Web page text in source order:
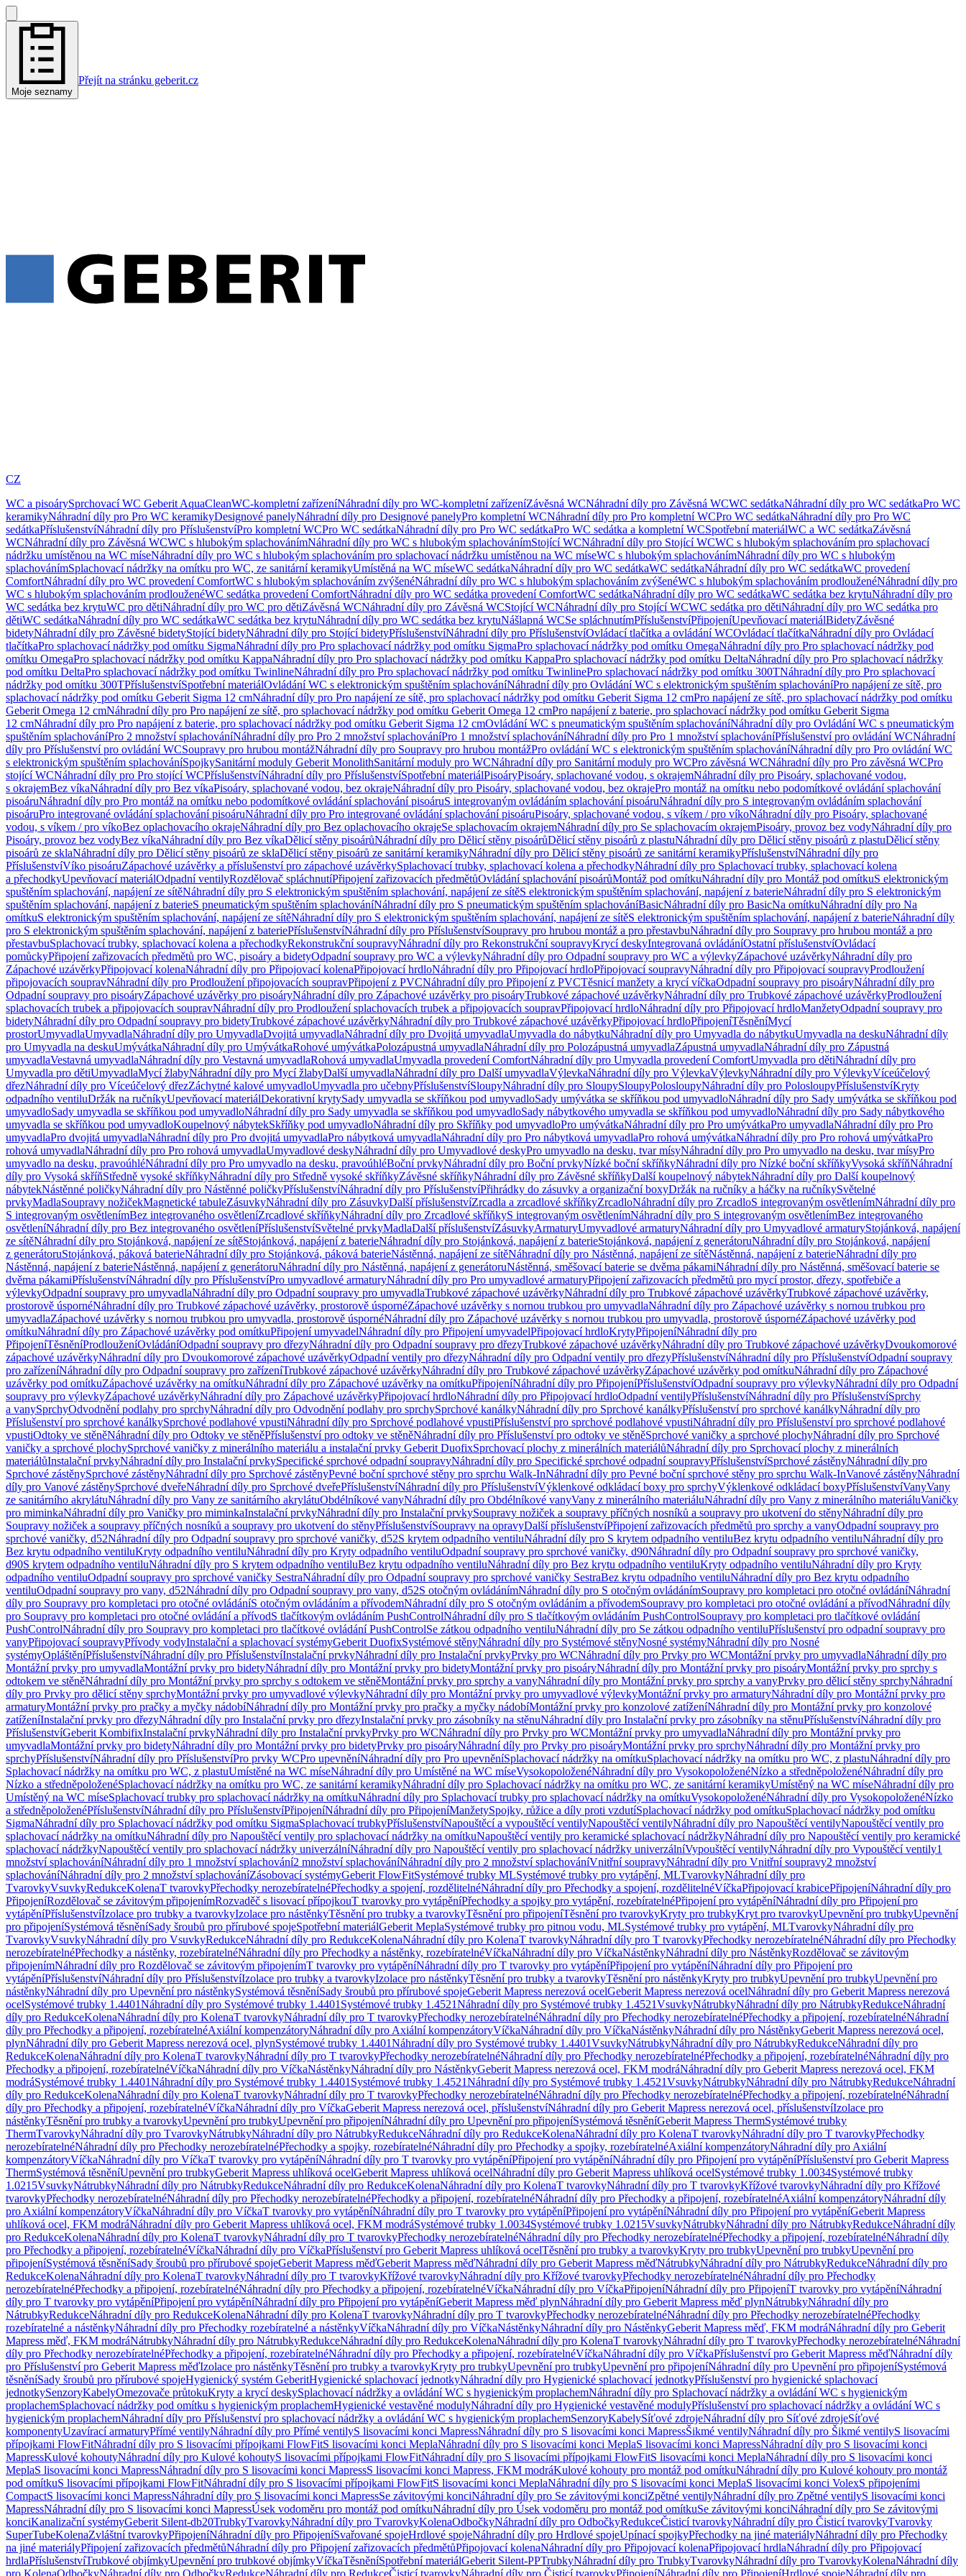
Moje seznamy
Přejít na stránku geberit.cz
CZ
WC a pisoárySprchovací WC Geberit AquaCleanWC-kompletní zařízeníNáhradní díly pro WC-kompletní zařízeníZávěsná WCNáhradní díly pro Závěsná WCWC sedátkaNáhradní díly pro WC sedátkaPro WC
keramikyNáhradní díly pro Pro WC keramikyDesignové panelyNáhradní díly pro Designové panelyPro kompletní WCNáhradní díly pro Pro kompletní WCPro WC sedátkaNáhradní díly pro Pro WC
sedátkaPříslušenstvíNáhradní díly pro PříslušenstvíPro kompletní WCPro WC sedátkaNáhradní díly pro Pro WC sedátkaPro WC sedátka a kompletní WCSpotřební materiálWC a WC sedátkaZávěsná
WCNáhradní díly pro Závěsná WCWC s hlubokým splachovánímNáhradní díly pro WC s hlubokým splachovánímStojící WCNáhradní díly pro Stojící WCWC s hlubokým splachováním pro splachovací
nádržku umístěnou na WC míseNáhradní díly pro WC s hlubokým splachováním pro splachovací nádržku umístěnou na WC míseWC s hlubokým splachovánímNáhradní díly pro WC s hlubokým
splachovánímSplachovací nádržky na omítku pro WC, ze sanitární keramikyUmístěná na WC míseWC sedátkaNáhradní díly pro WC sedátkaWC sedátkaNáhradní díly pro WC sedátkaWC provedení
ComfortNáhradní díly pro WC provedení ComfortWC s hlubokým splachováním zvýšenéNáhradní díly pro WC s hlubokým splachováním zvýšenéWC s hlubokým splachováním prodlouženéNáhradní díly pro
WC s hlubokým splachováním prodlouženéWC sedátka provedení ComfortNáhradní díly pro WC sedátka provedení ComfortWC sedátkaNáhradní díly pro WC sedátkaWC sedátka bez krytuNáhradní díly pro
WC sedátka bez krytuWC pro dětiNáhradní díly pro WC pro dětiZávěsná WCNáhradní díly pro Závěsná WCStojící WCNáhradní díly pro Stojící WCWC sedátka pro dětiNáhradní díly pro WC sedátka pro
dětiWC sedátkaNáhradní díly pro WC sedátkaWC sedátka bez krytuNáhradní díly pro WC sedátka bez krytuNášlapná WCSe spláchnutímPříslušenstvíPřipojeníUpevňovací materiálBidetyZávěsné
bidetyNáhradní díly pro Závěsné bidetyStojící bidetyNáhradní díly pro Stojící bidetyPříslušenstvíNáhradní díly pro PříslušenstvíOvládací tlačítka a ovládání WCOvládací tlačítkaNáhradní díly pro Ovládací
tlačítkaPro splachovací nádržky pod omítku SigmaNáhradní díly pro Pro splachovací nádržky pod omítku SigmaPro splachovací nádržky pod omítku OmegaNáhradní díly pro Pro splachovací nádržky pod
omítku OmegaPro splachovací nádržky pod omítku KappaNáhradní díly pro Pro splachovací nádržky pod omítku KappaPro splachovací nádržky pod omítku DeltaNáhradní díly pro Pro splachovací nádržky
pod omítku DeltaPro splachovací nádržky pod omítku TwinlineNáhradní díly pro Pro splachovací nádržky pod omítku TwinlinePro splachovací nádržky pod omítku 300TNáhradní díly pro Pro splachovací
nádržky pod omítku 300TPříslušenstvíSpotřební materiálOvládání WC s elektronickým spuštěním splachováníNáhradní díly pro Ovládání WC s elektronickým spuštěním splachováníPro napájení ze sítě, pro
splachovací nádržky pod omítku Geberit Sigma 12 cmNáhradní díly pro Pro napájení ze sítě, pro splachovací nádržky pod omítku Geberit Sigma 12 cmPro napájení ze sítě, pro splachovací nádržky pod omítku
Geberit Omega 12 cmNáhradní díly pro Pro napájení ze sítě, pro splachovací nádržky pod omítku Geberit Omega 12 cmPro napájení z baterie, pro splachovací nádržky pod omítku Geberit Sigma
12 cmNáhradní díly pro Pro napájení z baterie, pro splachovací nádržky pod omítku Geberit Sigma 12 cmOvládání WC s pneumatickým spuštěním splachováníNáhradní díly pro Ovládání WC s pneumatickým
spuštěním splachováníPro 2 množství splachováníNáhradní díly pro Pro 2 množství splachováníPro 1 množství splachováníNáhradní díly pro Pro 1 množství splachováníPříslušenství pro ovládání WCNáhradní
díly pro Příslušenství pro ovládání WCSoupravy pro hrubou montážNáhradní díly pro Soupravy pro hrubou montážPro ovládání WC s elektronickým spuštěním splachováníNáhradní díly pro Pro ovládání WC
s elektronickým spuštěním splachováníSpojkySanitární moduly Geberit MonolithSanitární moduly pro WCNáhradní díly pro Sanitární moduly pro WCPro závěsná WCNáhradní díly pro Pro závěsná WCPro
stojící WCNáhradní díly pro Pro stojící WCPříslušenstvíNáhradní díly pro PříslušenstvíSpotřební materiálPisoáryPisoáry, splachované vodou, s okrajemNáhradní díly pro Pisoáry, splachované vodou,
s okrajemBez víkaNáhradní díly pro Bez víkaPisoáry, splachované vodou, bez okrajeNáhradní díly pro Pisoáry, splachované vodou, bez okrajePro montáž na omítku nebo podomítkové ovládání splachování
pisoáruNáhradní díly pro Pro montáž na omítku nebo podomítkové ovládání splachování pisoáruS integrovaným ovládáním splachování pisoáruNáhradní díly pro S integrovaným ovládáním splachování
pisoáruPro integrované ovládání splachování pisoáruNáhradní díly pro Pro integrované ovládání splachování pisoáruPisoáry, splachované vodou, s víkem / pro víkoNáhradní díly pro Pisoáry, splachované
vodou, s víkem / pro víkoBez oplachovacího okrajeNáhradní díly pro Bez oplachovacího okrajeSe splachovacím okrajemNáhradní díly pro Se splachovacím okrajemPisoáry, provoz bez vodyNáhradní díly pro
Pisoáry, provoz bez vodyBez víkaNáhradní díly pro Bez víkaDělicí stěny pisoárůNáhradní díly pro Dělicí stěny pisoárůDělicí stěny pisoárů z plastuNáhradní díly pro Dělicí stěny pisoárů z plastuDělicí stěny
pisoárů ze sklaNáhradní díly pro Dělicí stěny pisoárů ze sklaDělicí stěny pisoárů ze sanitární keramikyNáhradní díly pro Dělicí stěny pisoárů ze sanitární keramikyPříslušenstvíNáhradní díly pro
PříslušenstvíVíko pisoáruZápachové uzávěrky a příslušenství pro zápachové uzávěrkySplachovací trubky, splachovací kolena a přechodkyNáhradní díly pro Splachovací trubky, splachovací kolena
a přechodkyUpevňovací materiálOdpadní ventilyRozdělovač spláchnutíPřipojení zařizovacích předmětůOvládání splachování pisoárůMontáž pod omítkuNáhradní díly pro Montáž pod omítkuS elektronickým
spuštěním splachování, napájení ze sítěNáhradní díly pro S elektronickým spuštěním splachování, napájení ze sítěS elektronickým spuštěním splachování, napájení z baterieNáhradní díly pro S elektronickým
spuštěním splachování, napájení z baterieS pneumatickým spuštěním splachováníNáhradní díly pro S pneumatickým spuštěním splachováníBasicNáhradní díly pro BasicNa omítkuNáhradní díly pro Na
omítkuS elektronickým spuštěním splachování, napájení ze sítěNáhradní díly pro S elektronickým spuštěním splachování, napájení ze sítěS elektronickým spuštěním splachování, napájení z baterieNáhradní díly
pro S elektronickým spuštěním splachování, napájení z bateriePříslušenstvíNáhradní díly pro PříslušenstvíSoupravy pro hrubou montáž a pro přestavbuNáhradní díly pro Soupravy pro hrubou montáž a pro
přestavbuSplachovací trubky, splachovací kolena a přechodkyRekonstrukční soupravyNáhradní díly pro Rekonstrukční soupravyKrycí deskyIntegrovaná ovládáníOstatní příslušenstvíOvládací
pomůckyPřipojení zařizovacích předmětů pro WC, pisoáry a bidetyOdpadní soupravy pro WC a výlevkyNáhradní díly pro Odpadní soupravy pro WC a výlevkyZápachové uzávěrkyNáhradní díly pro
Zápachové uzávěrkyPřipojovací kolenaNáhradní díly pro Připojovací kolenaPřipojovací hrdloNáhradní díly pro Připojovací hrdloPřipojovací soupravyNáhradní díly pro Připojovací soupravyProdloužení
připojovacích soupravNáhradní díly pro Prodloužení připojovacích soupravPřipojení z PVCNáhradní díly pro Připojení z PVCTěsnicí manžety a krycí víčkaOdpadní soupravy pro pisoáryNáhradní díly pro
Odpadní soupravy pro pisoáryZápachové uzávěrky pro pisoáryNáhradní díly pro Zápachové uzávěrky pro pisoáryTrubkové zápachové uzávěrkyNáhradní díly pro Trubkové zápachové uzávěrkyProdloužení
splachovacích trubek a připojovacích soupravNáhradní díly pro Prodloužení splachovacích trubek a připojovacích soupravPřipojovací hrdloNáhradní díly pro Připojovací hrdloManžetyOdpadní soupravy pro
bidetyNáhradní díly pro Odpadní soupravy pro bidetyTrubkové zápachové uzávěrkyNáhradní díly pro Trubkové zápachové uzávěrkyPřipojovací hrdloPřipojeníTěsněníMycí
prostorUmyvadlaUmyvadlaNáhradní díly pro UmyvadlaDvojitá umyvadlaNáhradní díly pro Dvojitá umyvadlaUmyvadla do nábytkuNáhradní díly pro Umyvadla do nábytkuUmyvadla na deskuNáhradní díly
pro Umyvadla na deskuUmývátkaNáhradní díly pro UmývátkaRohové umývátkaPolozápustná umyvadlaNáhradní díly pro Polozápustná umyvadlaZápustná umyvadlaNáhradní díly pro Zápustná
umyvadlaVestavná umyvadlaNáhradní díly pro Vestavná umyvadlaRohová umyvadlaUmyvadla provedení ComfortNáhradní díly pro Umyvadla provedení ComfortUmyvadla pro dětiNáhradní díly pro
Umyvadla pro dětiUmyvadlaMycí žlabyNáhradní díly pro Mycí žlabyDalší umyvadlaNáhradní díly pro Další umyvadlaVýlevkaNáhradní díly pro VýlevkaVýlevkyNáhradní díly pro VýlevkyVíceúčelový
dřezNáhradní díly pro Víceúčelový dřezZáchytné kalové umyvadloUmyvadla pro učebnyPříslušenstvíSloupyNáhradní díly pro SloupySloupyPolosloupyNáhradní díly pro PolosloupyPříslušenstvíKryty
odpadního ventiluDržák na ručníkyUpevňovací materiálDekorativní krytySady umyvadla se skříňkou pod umyvadloSady umývátka se skříňkou pod umyvadloNáhradní díly pro Sady umývátka se skříňkou pod
umyvadloSady umyvadla se skříňkou pod umyvadloNáhradní díly pro Sady umyvadla se skříňkou pod umyvadloSady nábytkového umyvadla se skříňkou pod umyvadloNáhradní díly pro Sady nábytkového
umyvadla se skříňkou pod umyvadloKoupelnový nábytekSkříňky pod umyvadloNáhradní díly pro Skříňky pod umyvadloPro umývátkaNáhradní díly pro Pro umývátkaPro umyvadlaNáhradní díly pro Pro
umyvadlaPro dvojitá umyvadlaNáhradní díly pro Pro dvojitá umyvadlaPro nábytková umyvadlaNáhradní díly pro Pro nábytková umyvadlaPro rohová umývátkaNáhradní díly pro Pro rohová umývátkaPro
rohová umyvadlaNáhradní díly pro Pro rohová umyvadlaUmyvadlové deskyNáhradní díly pro Umyvadlové deskyPro umyvadlo na desku, tvar mísyNáhradní díly pro Pro umyvadlo na desku, tvar mísyPro
umyvadlo na desku, pravoúhléNáhradní díly pro Pro umyvadlo na desku, pravoúhléBoční prvkyNáhradní díly pro Boční prvkyNízké boční skříňkyNáhradní díly pro Nízké boční skříňkyVysoká skříňNáhradní
díly pro Vysoká skříňStředně vysoké skříňkyNáhradní díly pro Středně vysoké skříňkyZávěsné skříňkyNáhradní díly pro Závěsné skříňkyDalší koupelnový nábytekNáhradní díly pro Další koupelnový
nábytekNástěnné poličkyNáhradní díly pro Nástěnné poličkyPříslušenstvíNáhradní díly pro PříslušenstvíPřihrádky do zásuvky a organizační boxyDržák na ručníky a háčky na ručníkySvětelné
prvkyMadlaSoupravy nožičekMagnetické tabuleZásuvkyNáhradní díly pro ZásuvkyDalší příslušenstvíZrcadla a zrcadlové skříňkyZrcadloNáhradní díly pro ZrcadloS integrovaným osvětlenímNáhradní díly pro
S integrovaným osvětlenímBez integrovaného osvětleníZrcadlové skříňkyNáhradní díly pro Zrcadlové skříňkyS integrovaným osvětlenímNáhradní díly pro S integrovaným osvětlenímBez integrovaného
osvětleníNáhradní díly pro Bez integrovaného osvětleníPříslušenstvíSvětelné prvkyMadlaDalší příslušenstvíZásuvkyArmaturyUmyvadlové armaturyNáhradní díly pro Umyvadlové armaturyStojánková, napájení
ze sítěNáhradní díly pro Stojánková, napájení ze sítěStojánková, napájení z baterieNáhradní díly pro Stojánková, napájení z baterieStojánková, napájení z generátoruNáhradní díly pro Stojánková, napájení
z generátoruStojánková, páková baterieNáhradní díly pro Stojánková, páková baterieNástěnná, napájení ze sítěNáhradní díly pro Nástěnná, napájení ze sítěNástěnná, napájení z baterieNáhradní díly pro
Nástěnná, napájení z baterieNástěnná, napájení z generátoruNáhradní díly pro Nástěnná, napájení z generátoruNástěnná, směšovací baterie se dvěma pákamiNáhradní díly pro Nástěnná, směšovací baterie se
dvěma pákamiPříslušenstvíNáhradní díly pro PříslušenstvíPro umyvadlové armaturyNáhradní díly pro Pro umyvadlové armaturyPřipojení zařizovacích předmětů pro mycí prostor, dřezy, spotřebiče a
výlevkyOdpadní soupravy pro umyvadlaNáhradní díly pro Odpadní soupravy pro umyvadlaTrubkové zápachové uzávěrkyNáhradní díly pro Trubkové zápachové uzávěrkyTrubkové zápachové uzávěrky,
prostorově úspornéNáhradní díly pro Trubkové zápachové uzávěrky, prostorově úspornéZápachové uzávěrky s nornou trubkou pro umyvadlaNáhradní díly pro Zápachové uzávěrky s nornou trubkou pro
umyvadlaZápachové uzávěrky s nornou trubkou pro umyvadla, prostorově úspornéNáhradní díly pro Zápachové uzávěrky s nornou trubkou pro umyvadla, prostorově úspornéZápachové uzávěrky pod
omítkuNáhradní díly pro Zápachové uzávěrky pod omítkuPřipojení umyvadelNáhradní díly pro Připojení umyvadelPřipojovací hrdloKrytyPřipojeníNáhradní díly pro
PřipojeníTěsněníProdlouženíOvládáníOdpadní soupravy pro dřezyNáhradní díly pro Odpadní soupravy pro dřezyTrubkové zápachové uzávěrkyNáhradní díly pro Trubkové zápachové uzávěrkyDvoukomorové
zápachové uzávěrkyNáhradní díly pro Dvoukomorové zápachové uzávěrkyOdpadní ventily pro dřezyNáhradní díly pro Odpadní ventily pro dřezyPříslušenstvíNáhradní díly pro PříslušenstvíOdpadní soupravy
pro zařízeníNáhradní díly pro Odpadní soupravy pro zařízeníTrubkové zápachové uzávěrkyNáhradní díly pro Trubkové zápachové uzávěrkyZápachové uzávěrky pod omítkuNáhradní díly pro Zápachové
uzávěrky pod omítkuZápachové uzávěrky na omítkuNáhradní díly pro Zápachové uzávěrky na omítkuPřipojeníNáhradní díly pro PřipojeníPříslušenstvíOdpadní soupravy pro výlevkyNáhradní díly pro Odpadní
soupravy pro výlevkyZápachové uzávěrkyNáhradní díly pro Zápachové uzávěrkyPřipojovací hrdloNáhradní díly pro Připojovací hrdloOdpadní ventilyPříslušenstvíNáhradní díly pro PříslušenstvíSprchy
a vanySprchyOdvodnění podlahy pro sprchyNáhradní díly pro Odvodnění podlahy pro sprchySprchové kanálkyNáhradní díly pro Sprchové kanálkyPříslušenství pro sprchové kanálkyNáhradní díly pro
Příslušenství pro sprchové kanálkySprchové podlahové vpustiNáhradní díly pro Sprchové podlahové vpustiPříslušenství pro sprchové podlahové vpustiNáhradní díly pro Příslušenství pro sprchové podlahové
vpustiOdtoky ve stěněNáhradní díly pro Odtoky ve stěněPříslušenství pro odtoky ve stěněNáhradní díly pro Příslušenství pro odtoky ve stěněSprchové vaničky a sprchové plochyNáhradní díly pro Sprchové
vaničky a sprchové plochySprchové vaničky z minerálního materiálu a instalační prvky Geberit DuofixSprchovací plochy z minerálních materiálůNáhradní díly pro Sprchovací plochy z minerálních
materiálůInstalační prvkyNáhradní díly pro Instalační prvkySpecifické sprchové odpadní soupravyNáhradní díly pro Specifické sprchové odpadní soupravyPříslušenstvíSprchové zástěnyNáhradní díly pro
Sprchové zástěnySprchové zástěnyNáhradní díly pro Sprchové zástěnyPevné boční sprchové stěny pro sprchu Walk-InNáhradní díly pro Pevné boční sprchové stěny pro sprchu Walk-InVanové zástěnyNáhradní
díly pro Vanové zástěnySprchové dveřeNáhradní díly pro Sprchové dveřePříslušenstvíNáhradní díly pro PříslušenstvíVýklenkové odkládací boxy pro sprchyVýklenkové odkládací boxyPříslušenstvíVanyVany
ze sanitárního akrylátuNáhradní díly pro Vany ze sanitárního akrylátuObdélníkové vanyNáhradní díly pro Obdélníkové vanyVany z minerálního materiáluNáhradní díly pro Vany z minerálního materiáluVaničky
pro miminkaNáhradní díly pro Vaničky pro miminkaInstalační prvkyNáhradní díly pro Instalační prvkySoupravy nožiček a soupravy příčných nosníků a soupravy pro ukotvení do stěnyNáhradní díly pro
Soupravy nožiček a soupravy příčných nosníků a soupravy pro ukotvení do stěnyPříslušenstvíSoupravy na opravyDalší příslušenstvíPřipojení zařizovacích předmětů pro sprchy a vanyOdpadní soupravy pro
sprchové vaničky, d52Náhradní díly pro Odpadní soupravy pro sprchové vaničky, d52S krytem odpadního ventiluNáhradní díly pro S krytem odpadního ventiluBez krytu odpadního ventiluNáhradní díly pro
Bez krytu odpadního ventiluKryty odpadního ventiluNáhradní díly pro Kryty odpadního ventiluOdpadní soupravy pro sprchové vaničky, d90Náhradní díly pro Odpadní soupravy pro sprchové vaničky,
d90S krytem odpadního ventiluNáhradní díly pro S krytem odpadního ventiluBez krytu odpadního ventiluNáhradní díly pro Bez krytu odpadního ventiluKryty odpadního ventiluNáhradní díly pro Kryty
odpadního ventiluOdpadní soupravy pro sprchové vaničky SestraNáhradní díly pro Odpadní soupravy pro sprchové vaničky SestraBez krytu odpadního ventiluNáhradní díly pro Bez krytu odpadního
ventiluOdpadní soupravy pro vany, d52Náhradní díly pro Odpadní soupravy pro vany, d52S otočným ovládánímNáhradní díly pro S otočným ovládánímSoupravy pro kompletaci pro otočné ovládáníNáhradní
díly pro Soupravy pro kompletaci pro otočné ovládáníS otočným ovládáním a přívodemNáhradní díly pro S otočným ovládáním a přívodemSoupravy pro kompletaci pro otočné ovládání a přívodNáhradní díly
pro Soupravy pro kompletaci pro otočné ovládání a přívodS tlačítkovým ovládáním PushControlNáhradní díly pro S tlačítkovým ovládáním PushControlSoupravy pro kompletaci pro tlačítkové ovládání
PushControlNáhradní díly pro Soupravy pro kompletaci pro tlačítkové ovládání PushControlSe zátkou odpadního ventiluNáhradní díly pro Se zátkou odpadního ventiluPříslušenství pro odpadní soupravy pro
vanyPřipojovací soupravyPřívody vodyInstalační a splachovací systémyGeberit DuofixSystémové stěnyNáhradní díly pro Systémové stěnyNosné systémyNáhradní díly pro Nosné
systémyOpláštěníPříslušenstvíNáhradní díly pro PříslušenstvíInstalační prvkyNáhradní díly pro Instalační prvkyPrvky pro WCNáhradní díly pro Prvky pro WCMontážní prvky pro umyvadlaNáhradní díly pro
Montážní prvky pro umyvadlaMontážní prvky pro bidetyNáhradní díly pro Montážní prvky pro bidetyMontážní prvky pro pisoáryNáhradní díly pro Montážní prvky pro pisoáryMontážní prvky pro sprchy s
odtokem ve stěněNáhradní díly pro Montážní prvky pro sprchy s odtokem ve stěněMontážní prvky pro sprchy a vanyNáhradní díly pro Montážní prvky pro sprchy a vanyPrvky pro dělicí stěny sprchyNáhradní
díly pro Prvky pro dělicí stěny sprchyMontážní prvky pro umyvadlové výlevkyNáhradní díly pro Montážní prvky pro umyvadlové výlevkyMontážní prvky pro armaturyNáhradní díly pro Montážní prvky pro
armaturyMontážní prvky pro pračky a myčky nádobíNáhradní díly pro Montážní prvky pro pračky a myčky nádobíMontážní prvky pro konzolové zatíženíNáhradní díly pro Montážní prvky pro konzolové
zatíženíInstalační prvky pro dřezyNáhradní díly pro Instalační prvky pro dřezyInstalační prvky pro zásobníky na stěnuNáhradní díly pro Instalační prvky pro zásobníky na stěnuPříslušenstvíNáhradní díly pro
PříslušenstvíGeberit KombifixInstalační prvkyNáhradní díly pro Instalační prvkyPrvky pro WCNáhradní díly pro Prvky pro WCMontážní prvky pro umyvadlaNáhradní díly pro Montážní prvky pro
umyvadlaMontážní prvky pro bidetyNáhradní díly pro Montážní prvky pro bidetyPrvky pro pisoáryNáhradní díly pro Prvky pro pisoáryMontážní prvky pro sprchyNáhradní díly pro Montážní prvky pro
sprchyPříslušenstvíNáhradní díly pro PříslušenstvíPro prvky WCPro upevněníNáhradní díly pro Pro upevněníSplachovací nádržky na omítkuSplachovací nádržky na omítku pro WC, z plastuNáhradní díly pro
Splachovací nádržky na omítku pro WC, z plastuUmístěné na WC míseNáhradní díly pro Umístěné na WC míseVysokopoloženéNáhradní díly pro VysokopoloženéNízko a středněpoloženéNáhradní díly pro
Nízko a středněpoloženéSplachovací nádržky na omítku pro WC, ze sanitární keramikyNáhradní díly pro Splachovací nádržky na omítku pro WC, ze sanitární keramikyUmístěný na WC míseNáhradní díly pro
Umístěný na WC míseSplachovací trubky pro splachovací nádržky na omítkuNáhradní díly pro Splachovací trubky pro splachovací nádržky na omítkuVysokopoloženéNáhradní díly pro VysokopoloženéNízko
a středněpoloženéPříslušenstvíNáhradní díly pro PříslušenstvíPřipojeníNáhradní díly pro PřipojeníManžetySpojky, růžice a díly proti vzdutíSplachovací nádržky pod omítkuSplachovací nádržky pod omítku
SigmaNáhradní díly pro Splachovací nádržky pod omítku SigmaSplachovací trubkyPříslušenstvíNapouštěcí a vypouštěcí ventilyNapouštěcí ventilyNáhradní díly pro Napouštěcí ventilyNapouštěcí ventily pro
splachovací nádržky na omítkuNáhradní díly pro Napouštěcí ventily pro splachovací nádržky na omítkuNapouštěcí ventily pro keramické splachovací nádržkyNáhradní díly pro Napouštěcí ventily pro keramické
splachovací nádržkyNapouštěcí ventily pro splachovací nádržky univerzálníNáhradní díly pro Napouštěcí ventily pro splachovací nádržky univerzálníVypouštěcí ventilyNáhradní díly pro Vypouštěcí ventily1
množství splachováníNáhradní díly pro 1 množství splachování2 množství splachováníNáhradní díly pro 2 množství splachováníVnitřní soupravyNáhradní díly pro Vnitřní soupravy2 množství
splachováníNáhradní díly pro 2 množství splachováníZásobovací systémyGeberit FlowFitSystémové trubky MLSystémové trubky pro vytápění, MLTvarovkyNáhradní díly pro
TvarovkyVsuvkyRedukceKolenaT tvarovkyPřechodky nerozebíratelnéPřechodky a spojení, rozdělitelnéNáhradní díly pro Přechodky a spojení, rozdělitelnéVíčkaPřipojovací krabicePřipojeníNáhradní díly pro
PřipojeníRozdělovač se závitovým připojenímRozvaděč s lisovací přípojkouT tvarovky pro vytápěníPřechodky a spojky pro vytápění, rozebíratelnéPřipojení pro vytápěníNáhradní díly pro Připojení pro
vytápěníPříslušenstvíIzolace pro trubky a tvarovkyIzolace pro nástěnkyTěsnění pro trubky a tvarovkyTěsnění pro připojeníTěsnění pro tvarovkyKryty pro trubkyKryt pro tvarovkyUpevnění pro trubkyUpevnění
pro připojeníSystémová těsněníSady šroubů pro přírubové spojeSpotřební materiálGeberit MeplaSystémové trubky pro pitnou vodu, MLSystémové trubky pro vytápění, MLTvarovkyNáhradní díly pro
TvarovkyVsuvkyNáhradní díly pro VsuvkyRedukceNáhradní díly pro RedukceKolenaNáhradní díly pro KolenaT tvarovkyNáhradní díly pro T tvarovkyPřechodky nerozebíratelnéNáhradní díly pro Přechodky
nerozebíratelnéPřechodky a nástěnky, rozebíratelnéNáhradní díly pro Přechodky a nástěnky, rozebíratelnéVíčkaNáhradní díly pro VíčkaNástěnkyNáhradní díly pro NástěnkyRozdělovač se závitovým
připojenímNáhradní díly pro Rozdělovač se závitovým připojenímT tvarovky pro vytápěníNáhradní díly pro T tvarovky pro vytápěníPřipojení pro vytápěníNáhradní díly pro Připojení pro
vytápěníPříslušenstvíNáhradní díly pro PříslušenstvíIzolace pro trubky a tvarovkyIzolace pro nástěnkyTěsnění pro trubky a tvarovkyTěsnění pro nástěnkyKryty pro trubkyUpevnění pro trubkyUpevnění pro
nástěnkyNáhradní díly pro Upevnění pro nástěnkySystémová těsněníSady šroubů pro přírubové spojeGeberit Mapress nerezová ocelGeberit Mapress nerezová ocelNáhradní díly pro Geberit Mapress nerezová
ocelSystémové trubky 1.4401Náhradní díly pro Systémové trubky 1.4401 Systémové trubky 1.4521Náhradní díly pro Systémové trubky 1.4521VsuvkyNátrubkyNáhradní díly pro NátrubkyRedukceNáhradní
díly pro RedukceKolenaNáhradní díly pro KolenaT tvarovkyNáhradní díly pro T tvarovkyPřechodky nerozebíratelnéNáhradní díly pro Přechodky nerozebíratelnéPřechodky a připojení, rozebíratelnéNáhradní
díly pro Přechodky a připojení, rozebíratelnéAxiální kompenzátoryNáhradní díly pro Axiální kompenzátoryVíčkaNáhradní díly pro VíčkaNástěnkyNáhradní díly pro NástěnkyGeberit Mapress nerezová ocel,
plynNáhradní díly pro Geberit Mapress nerezová ocel, plynSystémové trubky 1.4401Náhradní díly pro Systémové trubky 1.4401VsuvkyNátrubkyNáhradní díly pro NátrubkyRedukceNáhradní díly pro
RedukceKolenaNáhradní díly pro KolenaT tvarovkyNáhradní díly pro T tvarovkyPřechodky nerozebíratelnéNáhradní díly pro Přechodky nerozebíratelnéPřechodky a připojení, rozebíratelnéNáhradní díly pro
Přechodky a připojení, rozebíratelnéVíčkaNáhradní díly pro VíčkaNástěnkyNáhradní díly pro NástěnkyGeberit Mapress nerezová ocel, FKM modráNáhradní díly pro Geberit Mapress nerezová ocel, FKM
modráSystémové trubky 1.4401Náhradní díly pro Systémové trubky 1.4401 Systémové trubky 1.4521Náhradní díly pro Systémové trubky 1.4521VsuvkyNátrubkyNáhradní díly pro NátrubkyRedukceNáhradní
díly pro RedukceKolenaNáhradní díly pro KolenaT tvarovkyNáhradní díly pro T tvarovkyPřechodky nerozebíratelnéNáhradní díly pro Přechodky nerozebíratelnéPřechodky a připojení, rozebíratelnéNáhradní
díly pro Přechodky a připojení, rozebíratelnéVíčkaNáhradní díly pro VíčkaGeberit Mapress nerezová ocel, příslušenstvíNáhradní díly pro Geberit Mapress nerezová ocel, příslušenstvíIzolace pro
nástěnkyTěsnění pro trubky a tvarovkyUpevnění pro trubkyUpevnění pro připojeníNáhradní díly pro Upevnění pro připojeníSystémová těsněníGeberit Mapress ThermSystémové trubky
ThermTvarovkyNáhradní díly pro TvarovkyNátrubkyNáhradní díly pro NátrubkyRedukceNáhradní díly pro RedukceKolenaNáhradní díly pro KolenaT tvarovkyNáhradní díly pro T tvarovkyPřechodky
nerozebíratelnéNáhradní díly pro Přechodky nerozebíratelnéPřechodky a spojky, rozebíratelnéNáhradní díly pro Přechodky a spojky, rozebíratelnéAxiální kompenzátoryNáhradní díly pro Axiální
kompenzátoryVíčkaNáhradní díly pro VíčkaT tvarovky pro vytápěníNáhradní díly pro T tvarovky pro vytápěníPřipojení pro vytápěníNáhradní díly pro Připojení pro vytápěníPříslušenství pro Geberit Mapress
ThermSystémová těsněníUpevnění pro trubkyGeberit Mapress uhlíková ocelGeberit Mapress uhlíková ocelNáhradní díly pro Geberit Mapress uhlíková ocelSystémové trubky 1.0034Systémové trubky
1.0215VsuvkyNátrubkyNáhradní díly pro NátrubkyRedukceNáhradní díly pro RedukceKolenaNáhradní díly pro KolenaT tvarovkyNáhradní díly pro T tvarovkyKřížové tvarovkyNáhradní díly pro Křížové
tvarovkyPřechodky nerozebíratelnéNáhradní díly pro Přechodky nerozebíratelnéPřechodky a připojení, rozebíratelnéNáhradní díly pro Přechodky a připojení, rozebíratelnéAxiální kompenzátoryNáhradní díly
pro Axiální kompenzátoryVíčkaNáhradní díly pro VíčkaT tvarovky pro vytápěníNáhradní díly pro T tvarovky pro vytápěníPřipojení pro vytápěníNáhradní díly pro Připojení pro vytápěníGeberit Mapress
uhlíková ocel, FKM modráNáhradní díly pro Geberit Mapress uhlíková ocel, FKM modráSystémové trubky 1.0034Systémové trubky 1.0215VsuvkyNátrubkyNáhradní díly pro NátrubkyRedukceNáhradní díly
pro RedukceKolenaNáhradní díly pro KolenaT tvarovkyNáhradní díly pro T tvarovkyPřechodky nerozebíratelnéNáhradní díly pro Přechodky nerozebíratelnéPřechodky a připojení, rozebíratelnéNáhradní díly
pro Přechodky a připojení, rozebíratelnéVíčkaNáhradní díly pro VíčkaPříslušenství pro Geberit Mapress uhlíková ocelTěsnění pro trubky a tvarovkyKryty pro trubkyUpevnění pro trubkyUpevnění pro
připojeníSystémová těsněníSady šroubů pro přírubové spojeGeberit Mapress měďGeberit Mapress měďNáhradní díly pro Geberit Mapress měďNátrubkyNáhradní díly pro NátrubkyRedukceNáhradní díly pro
RedukceKolenaNáhradní díly pro KolenaT tvarovkyNáhradní díly pro T tvarovkyKřížové tvarovkyNáhradní díly pro Křížové tvarovkyPřechodky nerozebíratelnéNáhradní díly pro Přechodky
nerozebíratelnéPřechodky a připojení, rozebíratelnéNáhradní díly pro Přechodky a připojení, rozebíratelnéVíčkaNáhradní díly pro VíčkaPřipojeníNáhradní díly pro PřipojeníT tvarovky pro vytápěníNáhradní
díly pro T tvarovky pro vytápěníPřipojení pro vytápěníNáhradní díly pro Připojení pro vytápěníGeberit Mapress měď plynNáhradní díly pro Geberit Mapress měď plynNátrubkyNáhradní díly pro
NátrubkyRedukceNáhradní díly pro RedukceKolenaNáhradní díly pro KolenaT tvarovkyNáhradní díly pro T tvarovkyPřechodky nerozebíratelnéNáhradní díly pro Přechodky nerozebíratelnéPřechodky
rozebíratelné a nástěnkyNáhradní díly pro Přechodky rozebíratelné a nástěnkyVíčkaNáhradní díly pro VíčkaNástěnkyNáhradní díly pro NástěnkyGeberit Mapress měď, FKM modráNáhradní díly pro Geberit
Mapress měď, FKM modráNátrubkyNáhradní díly pro NátrubkyRedukceNáhradní díly pro RedukceKolenaNáhradní díly pro KolenaT tvarovkyNáhradní díly pro T tvarovkyPřechodky nerozebíratelnéNáhradní
díly pro Přechodky nerozebíratelnéPřechodky a připojení, rozebíratelnéNáhradní díly pro Přechodky a připojení, rozebíratelnéVíčkaNáhradní díly pro VíčkaPříslušenství pro Geberit Mapress měďNáhradní díly
pro Příslušenství pro Geberit Mapress měďIzolace pro nástěnkyTěsnění pro trubky a tvarovkyKryty pro trubkyUpevnění pro trubkyUpevnění pro připojeníNáhradní díly pro Upevnění pro připojeníSystémová
těsněníSady šroubů pro přírubové spojeHygienický systém GeberitHygienické splachovací jednotkyNáhradní díly pro Hygienické splachovací jednotkyPříslušenství pro hygienické splachovací
jednotkySenzoryKabelyOmezovače průtokuKryty a krycí deskySplachovací nádržky a ovládání WC s hygienickým proplachemNáhradní díly pro Splachovací nádržky a ovládání WC s hygienickým
proplachemSplachovací nádržky pod omítku s hygienickým proplachemHygienické vestavěné modulyNáhradní díly pro Hygienické vestavěné modulyPříslušenství pro splachovací nádržky a ovládání WC s
hygienickým proplachemNáhradní díly pro Příslušenství pro splachovací nádržky a ovládání WC s hygienickým proplachemSenzoryKabelySíťové zdrojeNáhradní díly pro Síťové zdrojeSíťové
komponentyUzavírací armaturyPřímé ventilyNáhradní díly pro Přímé ventilyS lisovacími konci MapressNáhradní díly pro S lisovacími konci MapressŠikmé ventilyNáhradní díly pro Šikmé ventilyS lisovacími
přípojkami FlowFitNáhradní díly pro S lisovacími přípojkami FlowFitS lisovacími konci MeplaNáhradní díly pro S lisovacími konci MeplaS lisovacími konci MapressNáhradní díly pro S lisovacími konci
MapressKulové kohoutyNáhradní díly pro Kulové kohoutyS lisovacími přípojkami FlowFitNáhradní díly pro S lisovacími přípojkami FlowFitS lisovacími konci MeplaNáhradní díly pro S lisovacími konci
MeplaS lisovacími konci MapressNáhradní díly pro S lisovacími konci MapressS lisovacími konci Mapress, FKM modráKulové kohouty pro montáž pod omítkuNáhradní díly pro Kulové kohouty pro montáž
pod omítkuS lisovacími přípojkami FlowFitNáhradní díly pro S lisovacími přípojkami FlowFitS lisovacími konci MeplaNáhradní díly pro S lisovacími konci MeplaS lisovacími konci VolexS připojeními
CompactS lisovacími konci MapressNáhradní díly pro S lisovacími konci MapressSe závitovými konciNáhradní díly pro Se závitovými konciZpětné ventilyNáhradní díly pro Zpětné ventilyS lisovacími konci
MapressNáhradní díly pro S lisovacími konci MapressÚsek vodoměru pro montáž pod omítkuNáhradní díly pro Úsek vodoměru pro montáž pod omítkuSe závitovými konciNáhradní díly pro Se závitovými
konciKanalizační systémyGeberit Silent-db20TrubkyTvarovkyNáhradní díly pro TvarovkyKolenaOdbočkyNáhradní díly pro OdbočkyRedukceČisticí tvarovkyNáhradní díly pro Čisticí tvarovkyTvarovky
SuperTubeKolenaZvláštní tvarovkyPřipojeníNáhradní díly pro PřipojeníSvařované spojeHrdlové spojeNáhradní díly pro Hrdlové spojeUpínací spojkyPřechodky na jiné materiályNáhradní díly pro Přechodky
na jiné materiályPřipojení zařizovacích předmětůNáhradní díly pro Připojení zařizovacích předmětůPřipojovací kolenaNáhradní díly pro Připojovací kolenaPřipojovací hrdlaNáhradní díly pro Připojovací
hrdlaPříslušenstvíTrubkové objímkyUpevnění pro trubkové objímkyVíčkaTěsněníSpotřební materiálGeberit Silent-PPTrubkyNáhradní díly pro TrubkyTvarovkyNáhradní díly pro TvarovkyKolenaNáhradní díly
pro KolenaOdbočkyNáhradní díly pro OdbočkyRedukceNáhradní díly pro RedukceČisticí tvarovkyNáhradní díly pro Čisticí tvarovkyPřipojeníNáhradní díly pro PřipojeníHrdlové spojeNáhradní díly pro